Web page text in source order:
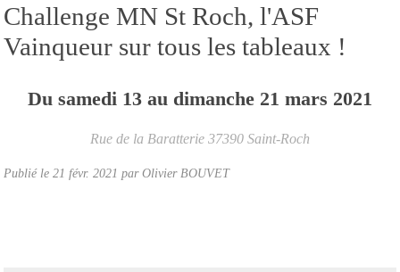
Challenge MN St Roch, l'ASF
Vainqueur sur tous les tableaux !
Du samedi 13 au dimanche 21 mars 2021
Rue de la Baratterie 37390 Saint-Roch
Publié le 21 févr. 2021 par Olivier BOUVET